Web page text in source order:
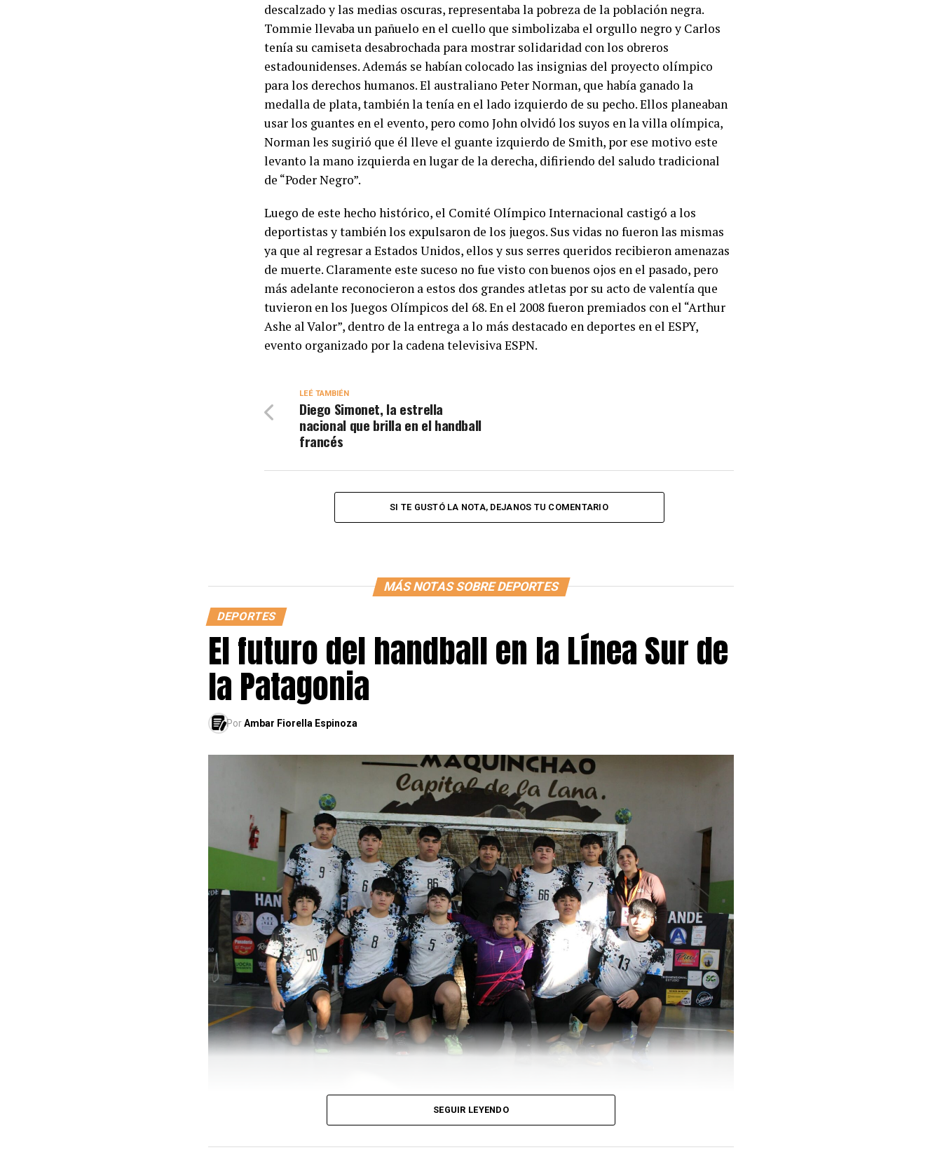
descalzado y las medias oscuras, representaba la pobreza de la población negra.
Tommie llevaba un pañuelo en el cuello que simbolizaba el orgullo negro y Carlos
tenía su camiseta desabrochada para mostrar solidaridad con los obreros
estadounidenses. Además se habían colocado las insignias del proyecto olímpico
para los derechos humanos. El australiano Peter Norman, que había ganado la
medalla de plata, también la tenía en el lado izquierdo de su pecho. Ellos planeaban
usar los guantes en el evento, pero como John olvidó los suyos en la villa olímpica,
Norman les sugirió que él lleve el guante izquierdo de Smith, por ese motivo este
levanto la mano izquierda en lugar de la derecha, difiriendo del saludo tradicional
de “Poder Negro”.
Luego de este hecho histórico, el Comité Olímpico Internacional castigó a los
deportistas y también los expulsaron de los juegos. Sus vidas no fueron las mismas
ya que al regresar a Estados Unidos, ellos y sus serres queridos recibieron amenazas
de muerte. Claramente este suceso no fue visto con buenos ojos en el pasado, pero
más adelante reconocieron a estos dos grandes atletas por su acto de valentía que
tuvieron en los Juegos Olímpicos del 68. En el 2008 fueron premiados con el “Arthur
Ashe al Valor”, dentro de la entrega a lo más destacado en deportes en el ESPY,
evento organizado por la cadena televisiva ESPN.
LEÉ TAMBIÉN
Diego Simonet, la estrella
nacional que brilla en el handball
francés
SI TE GUSTÓ LA NOTA, DEJANOS TU COMENTARIO
MÁS NOTAS SOBRE DEPORTES
DEPORTES
El futuro del handball en la Línea Sur de
la Patagonia
PorAmbar Fiorella Espinoza
SEGUIR LEYENDO